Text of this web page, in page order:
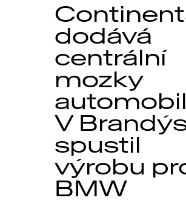
dodává
centrální
mozky
V
spustil
výrobu
BMW